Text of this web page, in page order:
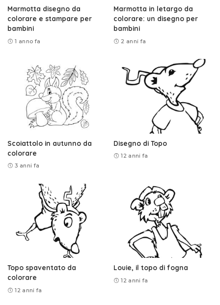
Marmotta disegno da
colorare e stampare per
bambini
1 anno fa
Marmotta in letargo da
colorare: un disegno per
bambini
2 anni fa
Scoiattolo in autunno da
colorare
3 anni fa
Disegno di Topo
12 anni fa
Topo spaventato da
colorare
12 anni fa
Louie, il topo di fogna
12 anni fa